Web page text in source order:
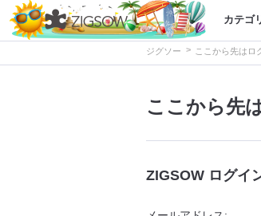
カテゴ
ジグソー > ここから先はロ
ここから先
ZIGSOW ログイ